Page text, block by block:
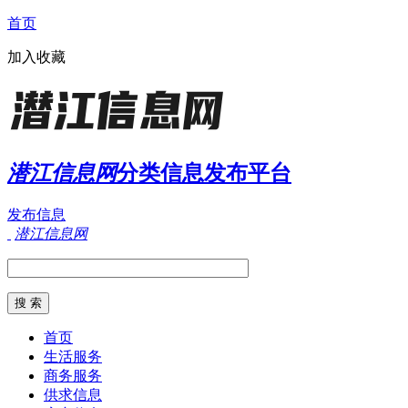
首页
加入收藏
潜江信息网分类信息发布平台
发布信息
潜江信息网
首页
生活服务
商务服务
供求信息